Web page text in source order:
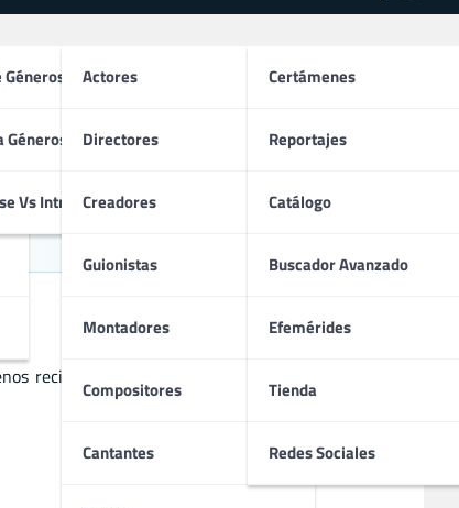
TV
Vs Intriga
Actores
Directores
Creadores
Guionistas
Montadores
Compositores
Cantantes
Certámenes
Reportajes
Catálogo
Buscador Avanzado
Efemérides
Tienda
Redes Sociales
recientes, ofrece una experiencia única para los